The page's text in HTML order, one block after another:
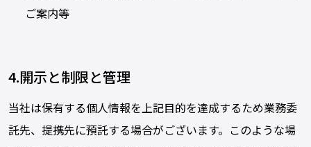
ご案内等
4.開示と制限と管理
当社は保有する個人情報を上記目的を達成するため業務委
託先、提携先に預託する場合がございます。このような場